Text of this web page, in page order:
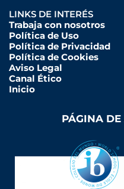
LINKS DE INTERÉS
Trabaja con nosotros
Política de Uso
Política de Privacidad
Política de Cookies
Aviso Legal
Canal Ético
Inicio
PÁGINA